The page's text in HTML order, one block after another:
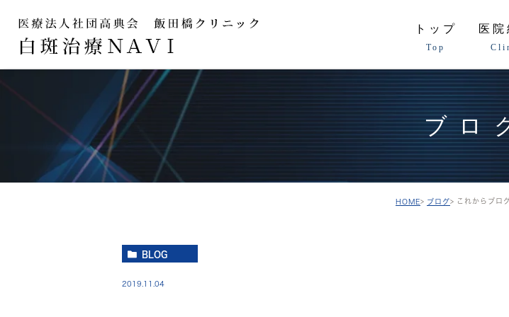
トップ
Top
医院
ブロ
HOME ブログ これからブロ
BLOG
2019.11.04